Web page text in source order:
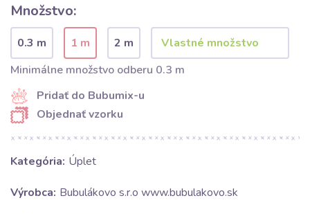
Množstvo:
0.3 m 1 m
2 m
Minimálne množstvo odberu 0.3 m
Pridať do Bubumix-u
Objednať vzorku
Kategória: Úplet
Výrobca: Bubulákovo s.r.o www.bubulakovo.sk